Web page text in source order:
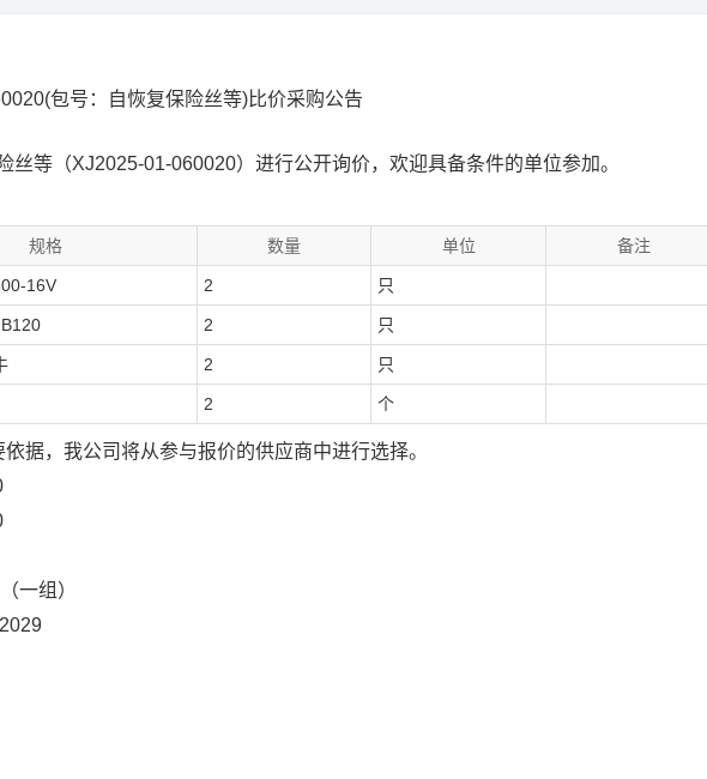
包号：自恢复保险丝等)比价采购公告
丝等（XJ2025-01-060020）进行公开询价，欢迎具备条件的单位参加。
规格 数量 单位 备注
16V 2 只
2 只
2 只
2 个
据，我公司将从参与报价的供应商中进行选择。
一组）